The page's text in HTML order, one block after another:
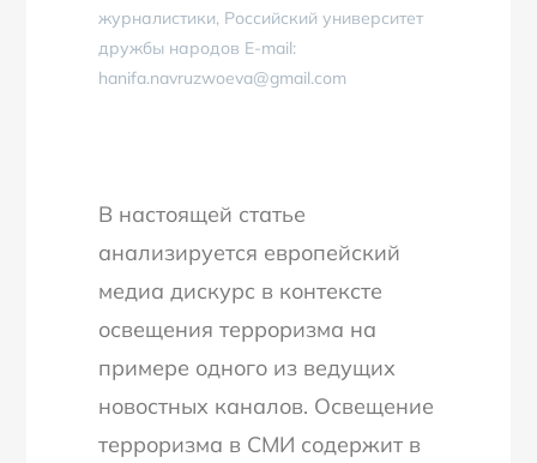
журналистики, Российский университет
дружбы народов E-mail:
hanifa.navruzwoeva@gmail.com
В настоящей статье
анализируется европейский
медиа дискурс в контексте
освещения терроризма на
примере одного из ведущих
новостных каналов. Освещение
терроризма в СМИ содержит в